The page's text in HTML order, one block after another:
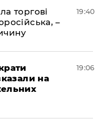
торгові
–
19:40
на
19:06